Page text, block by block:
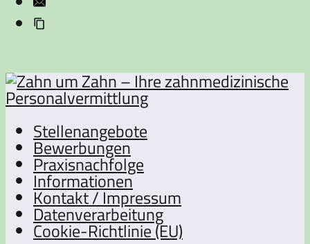
Stellenangebote
Bewerbungen
Praxisnachfolge
Informationen
Kontakt / Impressum
Datenverarbeitung
Cookie-Richtlinie (EU)